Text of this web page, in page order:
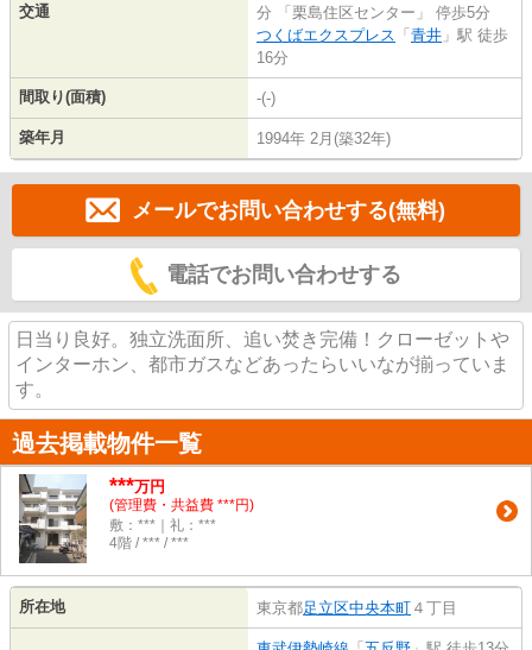
交通
分 「栗島住区センター」 停歩5分
つくばエクスプレス 「青井 」駅 徒歩
16分
間取り(面積) -(-)
築年月 1994年 2月(築32年)
メールでお問い合わせする(無料)
電話でお問い合わせする
日当り良好。独立洗面所、追い焚き完備！クローゼットや
インターホン、都市ガスなどあったらいいなが揃っていま
す。
過去掲載物件一覧
***万円
(管理費・共益費 ***円)
敷：***｜礼：***
4階 / *** / ***
所在地 東京都足立区中央本町 ４丁目